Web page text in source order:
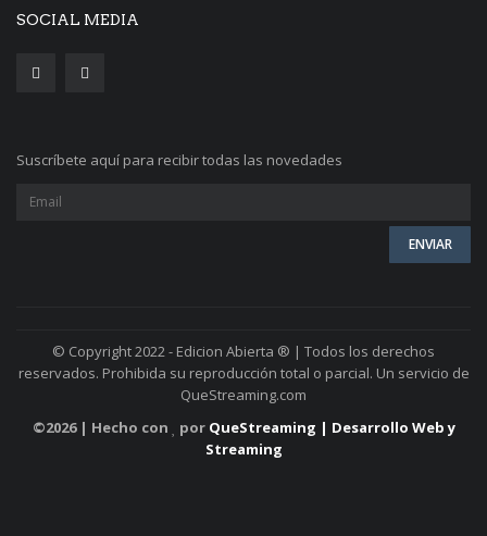
SOCIAL MEDIA
Suscríbete aquí para recibir todas las novedades
© Copyright 2022 - Edicion Abierta ® | Todos los derechos
reservados. Prohibida su reproducción total o parcial. Un servicio de
QueStreaming.com
©2026 | Hecho con por QueStreaming | Desarrollo Web y
Streaming